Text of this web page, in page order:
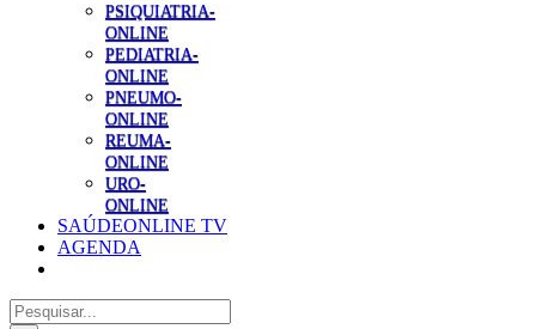
PSIQUIATRIA-
ONLINE
PEDIATRIA-
ONLINE
PNEUMO-
ONLINE
REUMA-
ONLINE
URO-
ONLINE
SAÚDEONLINE TV
AGENDA
Pesquisar